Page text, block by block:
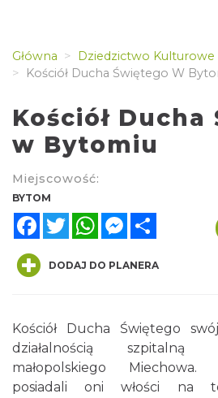
Główna
Dziedzictwo Kulturowe
Kościół Ducha Świętego W
Kościół
w Bytomiu
Miejscowość:
BYTOM
FacebookTwitterWhatsAppMessenger
DODAJ DO PLANERA
Kościół Ducha Świętego
działalnością
małopolskiego
posiadali oni włości na